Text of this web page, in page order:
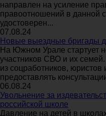
направлен на усиление
правоотношений в данной
удостоверен...
07.08.24
Новые выездные бригады
На Южном Урале стартует
участников СВО и их
из соцработников, юристов
предоставлять
06.08.24
Увольнение за
российской школе
Давление на детей в